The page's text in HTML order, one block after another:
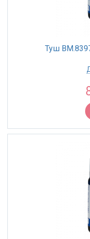
Туш